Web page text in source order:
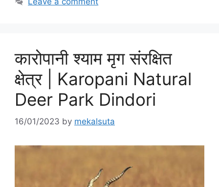
कारोपानी श्याम मृग संरक्षित
क्षेत्र | Karopani Natural
Deer Park Dindori
16/01/2023 by mekalsuta